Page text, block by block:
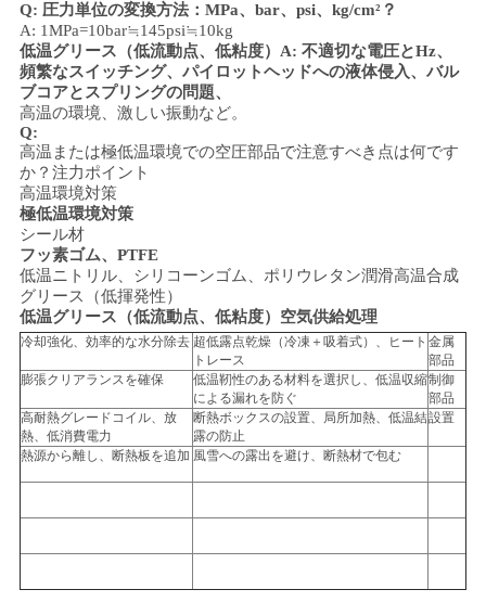
Q: 圧力単位の変換方法：MPa、bar、psi、kg/cm²？
A: 1MPa=10bar≒145psi≒10kg
低温グリース（低流動点、低粘度） A: 不適切な電圧とHz、
頻繁なスイッチング、パイロットヘッドへの液体侵入、バル
ブコアとスプリングの問題、
高温の環境、激しい振動など。
Q:
高温または極低温環境での空圧部品で注意すべき点は何です
か？ 注力ポイント
高温環境対策
極低温環境対策
シール材
フッ素ゴム、PTFE
低温ニトリル、シリコーンゴム、ポリウレタン潤滑高温合成
グリース（低揮発性）
低温グリース（低流動点、低粘度） 空気供給処理
冷却強化、効率的な水分除去 超低露点乾燥（冷凍＋吸着式）、ヒート
トレース
金属
部品
膨張クリアランスを確保
低温靭性のある材料を選択し、低温収縮
による漏れを防ぐ
制御
部品
高耐熱グレードコイル、放
熱、低消費電力
断熱ボックスの設置、局所加熱、低温結
露の防止
設置
熱源から離し、断熱板を追加 風雪への露出を避け、断熱材で包む